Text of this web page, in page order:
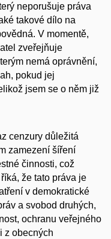
neporušuje práva
takové dílo na
V momentě,
zveřejňuje
nemá oprávnění,
pokud jej
jsem se o něm již
cenzury důležitá
zamezení šíření
činnosti, což
že tato práva je
v demokratické
a svobod druhých,
ochranu veřejného
z obecných